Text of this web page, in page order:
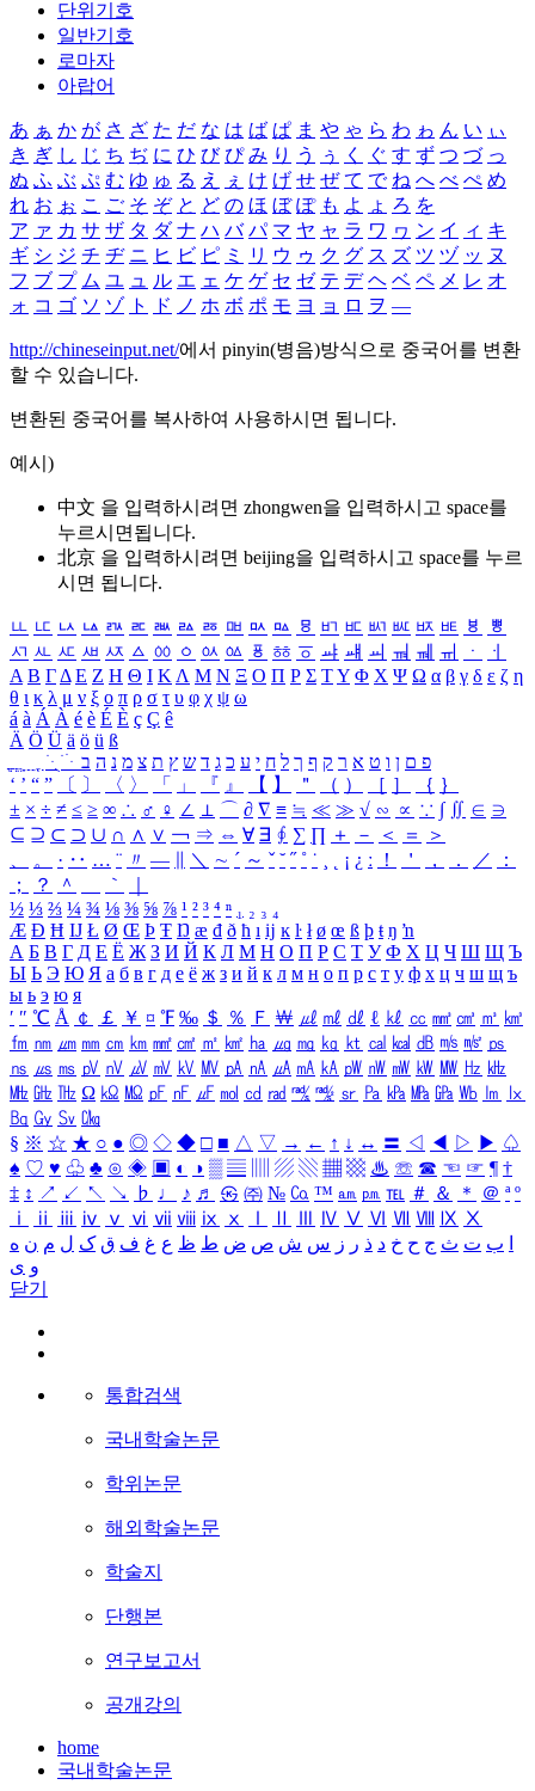
단위기호
일반기호
로마자
아랍어
あ ぁ か が さ ざ た だ な は ば ぱ ま や ゃ ら わ ゎ ん い ぃ
き ぎ し じ ち ぢ に ひ び ぴ み り う ぅ く ぐ す ず つ づ っ
ぬ ふ ぶ ぷ む ゆ ゅ る え ぇ け げ せ ぜ て で ね へ べ ぺ め
れ お ぉ こ ご そ ぞ と ど の ほ ぼ ぽ も よ ょ ろ を
ア ァ カ サ ザ タ ダ ナ ハ バ パ マ ヤ ャ ラ ワ ヮ ン イ ィ キ
ギ シ ジ チ ヂ ニ ヒ ビ ピ ミ リ ウ ゥ ク グ ス ズ ツ ヅ ッ ヌ
フ ブ プ ム ユ ュ ル エ ェ ケ ゲ セ ゼ テ デ ヘ ベ ペ メ レ オ
ォ コ ゴ ソ ゾ ト ド ノ ホ ボ ポ モ ヨ ョ ロ ヲ ―
http://chineseinput.net/에서 pinyin(병음)방식으로 중국어를 변환
할 수 있습니다.
변환된 중국어를 복사하여 사용하시면 됩니다.
예시)
中文 을 입력하시려면 zhongwen을 입력하시고 space를
누르시면됩니다.
北京 을 입력하시려면 beijing을 입력하시고 space를 누르
시면 됩니다.
ㅥ ㅦ ㅧ ㅨ ㅩ ㅪ ㅫ ㅬ ㅭ ㅮ ㅯ ㅰ ㅱ ㅲ ㅳ ㅴ ㅵ ㅶ ㅷ ㅸ
ㅹ
ㅺ ㅻ ㅼ ㅽ ㅾ ㅿ ㆀ ㆁ ㆂ ㆃ ㆄ ㆅ ㆆ ㆇ ㆈ ㆉ ㆊ ㆋ ㆌ ㆍ
ㆎ
Α Β ΓΔ Ε Ζ Η Θ Ι ΚΛ Μ Ν Ξ Ο Π Ρ Σ ΤΥ Φ Χ Ψ Ω α β γ δ ε ζ η
θ ι κ λ μ ν ξ ο π ρ σ τ υ φ χ ψ ω
á à Á À é è É È ç Ç ê
Ä Ö Ü ä ö ü ß
ִֶֹ ֻּ ׁׂ פ ם ן ו ט א ר ק ף ך ל ח י ע כ ג ד ש ץ ת צ מ נ ה ב
‘ ’ “ ” 〔 〕 〈 〉 「 」 『 』 【 】 ＂ （ ） ［ ］ ｛ ｝
± × ÷ ≠ ≤ ≥ ∞ ∴ ♂ ♀ ∠ ⊥ ⌒ ∂ ∇ ≡ ≒ ≪ ≫ √ ∽ ∝ ∵ ∫ ∬ ∈ ∋
⊆ ⊇ ⊂ ⊃ ∪ ∩ ∧ ∨ ￢ ⇒ ⇔ ∀ ∃ ∮ ∑ ∏ ＋ － ＜ ＝
＞
、
。 · ‥ … ¨ 〃 ― ＼ ∼ ´ ～ ˇ ˘ ˝ ˚ ˙ ¸ ¡ ¿ ː ！ ＇ ， ． ／
：
；
？ ＾ ｀
½ ⅓ ⅔ ¼ ¾ ⅛ ⅜ ⅝ ⅞ ¹ ² ³ ⁴ ⁿ ₁ ₂ ₃ ₄
Æ Ð Ħ Ĳ Ł Ø Œ Þ Ŧ Ŋ æ đ ð ħ ı ĳ ĸ ŀ ł ø œ ß þ ŧ ŋ ŉ
А Б В Г Д Е Ё Ж З И Й К Л М Н О П Р С Т У Ф Х Ц Ч Ш Щ Ъ
Ы Ь Э Ю Я а б в г д е ё ж з и й к л м н о п р с т у ф х ц ч ш щ ъ
ы ь э ю я
′ ″ ℃ Å ￠ ￡ ￥ ¤ ℉ ‰ ＄ ％ Ｆ ￦ ㎕ ㎖ ㎗ ℓ ㎘ ㏄ ㎣ ㎤ ㎥ ㎦
㎙ ㎚ ㎛ ㎜ ㎝ ㎞ ㎟ ㎠ ㎡ ㎢ ㏊ ㎍ ㎎ ㎏ ㏏ ㎈ ㎉ ㏈ ㎧ ㎨ ㎰
㎱ ㎲ ㎳ ㎴ ㎵ ㎶ ㎷ ㎸ ㎹ ㎀ ㎁ ㎂ ㎃ ㎄ ㎺ ㎻ ㎽ ㎾ ㎿ ㎐ ㎑
㎒ ㎓ ㎔ Ω ㏀ ㏁ ㎊ ㎋ ㎌ ㏖ ㏅ ㎭ ㎮ ㎯ ㏛ ㎩ ㎪ ㎫ ㎬ ㏝ ㏐
㏓
㏃ ㏉ ㏜ ㏆
§ ※ ☆ ★ ○ ● ◎ ◇ ◆ □ ■ △ ▽ → ← ↑ ↓ ↔ 〓 ◁ ◀ ▷ ▶ ♤
♠ ♡ ♥ ♧ ♣ ⊙ ◈ ▣ ◐ ◑ ▒ ▤ ▨ ▧ ▦ ▩ ♨ ☏ ☎ ☜ ☞ ¶ †
‡ ↕ ↗ ↙ ↖ ↘ ♭ ♩ ♪ ♬ ㉿ ㈜ № ㏇ ™ ㏂ ㏘ ℡ ＃ ＆ ＊ ＠ ª º
ⅰ
ⅱ ⅲ ⅳ ⅴ ⅵ ⅶ ⅷ ⅸ ⅹ Ⅳ Ⅴ Ⅵ Ⅶ Ⅷ Ⅸ Ⅹ
ب ت ث ج ح خ د ذ ر ز س ش ص ض ط ظ ع غ ف ق ک ل م ن ه
و ی
닫기
통합검색
국내학술논문
학위논문
해외학술논문
학술지
단행본
연구보고서
공개강의
home
국내학술논문